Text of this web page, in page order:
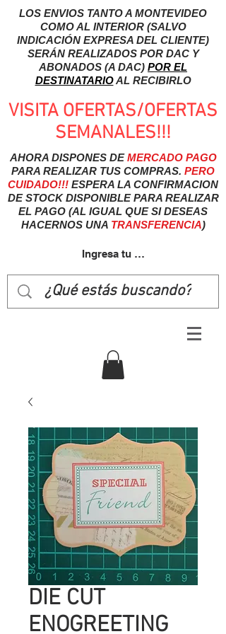
LOS ENVIOS TANTO A MONTEVIDEO
COMO AL INTERIOR (SALVO
INDICACIÓN EXPRESA DEL CLIENTE)
SERÁN REALIZADOS POR DAC Y
ABONADOS (A DAC) POR EL
DESTINATARIOAL RECIBIRLO
VISITA OFERTAS/OFERTAS
SEMANALES!!!
AHORA DISPONES DEMERCADO PAGO
PARA REALIZAR TUS COMPRAS. PERO
CUIDADO!!! ESPERA LA CONFIRMACION
DE STOCK DISPONIBLE PARA REALIZAR
EL PAGO (AL IGUAL QUE SI DESEAS
HACERNOS UNA TRANSFERENCIA)
Ingresa tu usuairo
DIE CUT
ENOGREETING